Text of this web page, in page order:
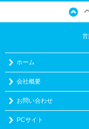
営
ホーム
会社概要
お問い合わせ
PCサイト